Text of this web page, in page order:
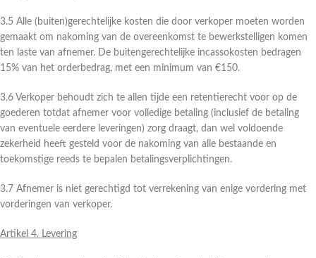
3.5 Alle (buiten)gerechtelijke kosten die door verkoper moeten worden
gemaakt om nakoming van de overeenkomst te bewerkstelligen komen
ten laste van afnemer. De buitengerechtelijke incassokosten bedragen
15% van het orderbedrag, met een minimum van €150.
3.6 Verkoper behoudt zich te allen tijde een retentierecht voor op de
goederen totdat afnemer voor volledige betaling (inclusief de betaling
van eventuele eerdere leveringen) zorg draagt, dan wel voldoende
zekerheid heeft gesteld voor de nakoming van alle bestaande en
toekomstige reeds te bepalen betalingsverplichtingen.
3.7 Afnemer is niet gerechtigd tot verrekening van enige vordering met
vorderingen van verkoper.
Artikel 4. Levering